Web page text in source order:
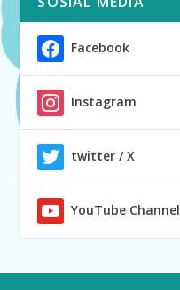
Facebook
Instagram
twitter / X
YouTube Channel